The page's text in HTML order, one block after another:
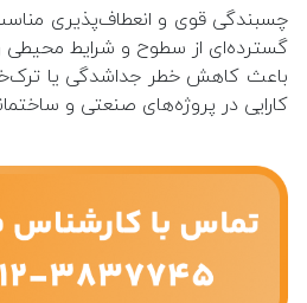
چسبندگی قوی و انعطاف‌پذیری
گسترده‌ای از سطوح و شرایط محیطی
باعث کاهش خطر جداشدگی یا
کارایی در پروژه‌های صنعتی و